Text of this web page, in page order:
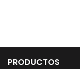
PRODUCTOS